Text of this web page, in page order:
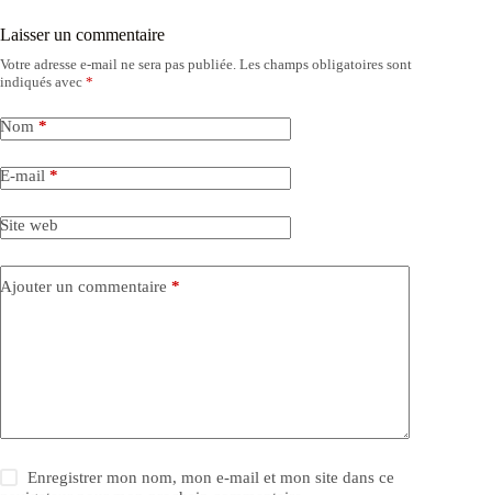
Laisser un commentaire
Votre adresse e-mail ne sera pas publiée. Les champs obligatoires sont
indiqués avec *
Nom *
E-mail *
Site web
Ajouter un commentaire *
Enregistrer mon nom, mon e-mail et mon site dans ce